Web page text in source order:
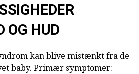
OG HUD
kan blive mistænkt fra de
baby. Primær symptomer: